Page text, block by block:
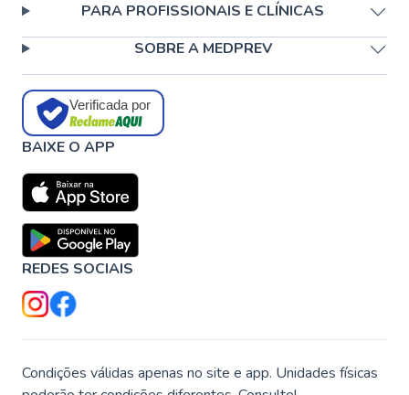
PARA PROFISSIONAIS E CLÍNICAS
SOBRE A MEDPREV
Verificada por
BAIXE O APP
REDES SOCIAIS
Condições válidas apenas no site e app. Unidades físicas